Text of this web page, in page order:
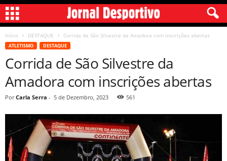
Início DESTAQUE Corrida de São Silvestre da Amadora com inscrições abertas
ATLETISMO DESTAQUE
Corrida de São Silvestre da
Amadora com inscrições abertas
Por Carla Serra - 5 de Dezembro, 2023 561